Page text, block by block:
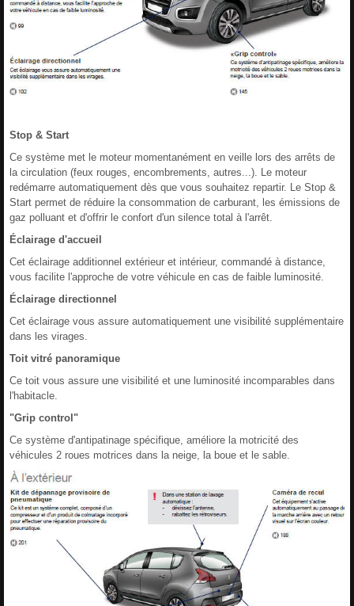
Stop & Start
Ce système met le moteur momentanément en veille lors des arrêts de
la circulation (feux rouges, encombrements, autres...). Le moteur
redémarre automatiquement dès que vous souhaitez repartir. Le Stop &
Start permet de réduire la consommation de carburant, les émissions de
gaz polluant et d'offrir le confort d'un silence total à l'arrêt.
Éclairage d'accueil
Cet éclairage additionnel extérieur et intérieur, commandé à distance,
vous facilite l'approche de votre véhicule en cas de faible luminosité.
Éclairage directionnel
Cet éclairage vous assure automatiquement une visibilité supplémentaire
dans les virages.
Toit vitré panoramique
Ce toit vous assure une visibilité et une luminosité incomparables dans
l'habitacle.
"Grip control"
Ce système d'antipatinage spécifique, améliore la motricité des
véhicules 2 roues motrices dans la neige, la boue et le sable.